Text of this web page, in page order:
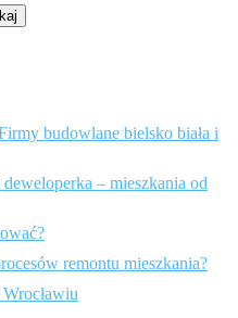
budowlane bielsko biała i
– mieszkania od
remontu mieszkania?